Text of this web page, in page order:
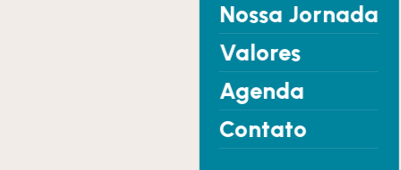
Nossa Jornada
Valores
Agenda
Contato